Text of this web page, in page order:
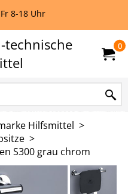
8-18 Uhr
technische
0
Hilfsmittel >
>
S300 grau chrom